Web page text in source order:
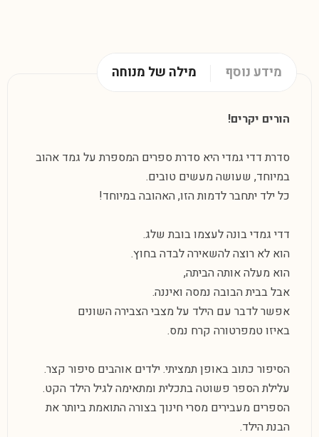
מילה של מנוחה מידע נוסף
הורים יקרים!
סדרת דדי גמדי היא סדרת ספרים המספרת על גמד אהוב
במיוחד, שעושה מעשים טובים.
כל ילד יתחבר לדמות הזו, האהובה במיוחד!
דדי גמדי בונה לעצמו בובת שלג.
הוא לא רוצה להשאירה לבדה בחוץ.
הוא מעלה אותה הביתה,
אבל בבית הבובה נמסה ואיננה.
אפשר לדבר עם הילד על מצבי הצבירה השונים
באיזו טמפרטורה קרח נמס.
הסיפור כתוב באופן תמציתי. ילדים אוהבים סיפור קצר.
עלילת הספר פשוטה בתכלית ומתאימה לגיל הילד הקט.
הספרים מעבירים מסרי חינוך בצורה התואמת ביותר את
הבנת הילד.